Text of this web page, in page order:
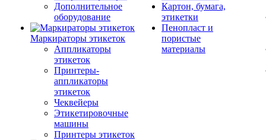
Дополнительное
оборудование
Маркираторы этикеток
Аппликаторы
этикеток
Принтеры-
аппликаторы
этикеток
Чеквейеры
Этикетировочные
машины
Принтеры этикеток
Картон, бумага,
этикетки
Пенопласт и
пористые
материалы